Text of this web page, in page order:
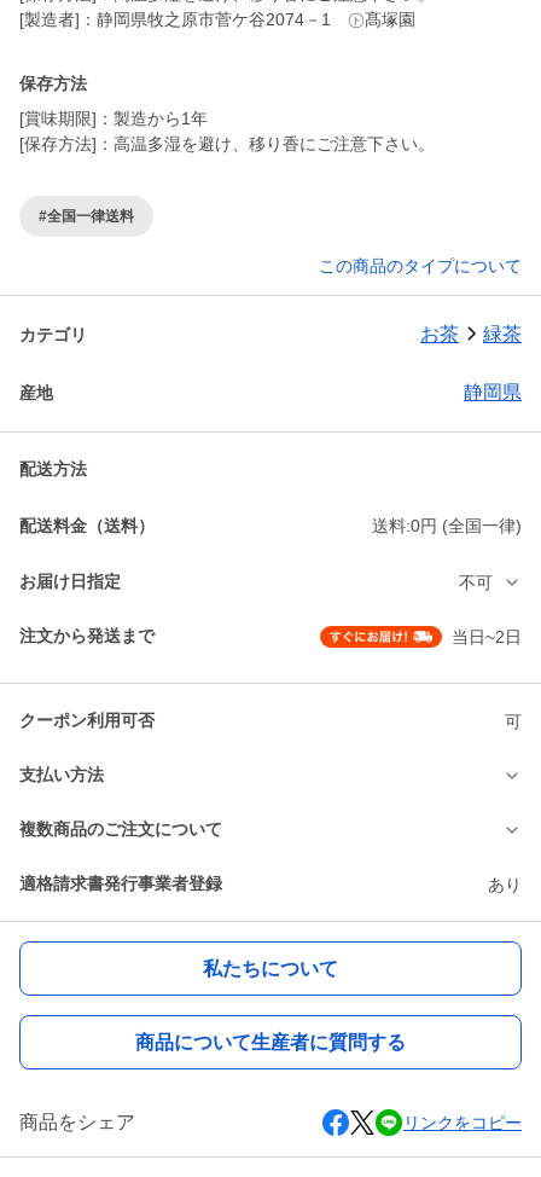
[製造者]：静岡県牧之原市菅ケ谷2074－1 ㋣髙塚園
保存方法
[賞味期限]：製造から1年
[保存方法]：高温多湿を避け、移り香にご注意下さい。
#全国一律送料
この商品のタイプについて
カテゴリ お茶 緑茶
産地 静岡県
配送方法
配送料金（送料） 送料:0円 (全国一律)
お届け日指定 不可
注文から発送まで 当日~2日
クーポン利用可否 可
支払い方法
複数商品のご注文について
適格請求書発行事業者登録 あり
私たちについて
商品について生産者に質問する
商品をシェア リンクをコピー